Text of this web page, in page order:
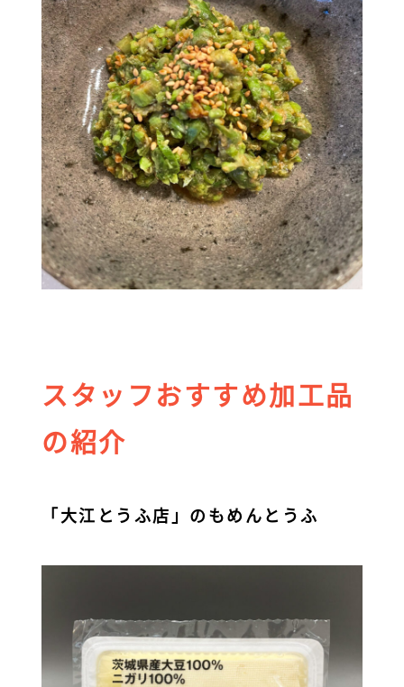
スタッフおすすめ加工品
の紹介
「大江とうふ店」のもめんとうふ